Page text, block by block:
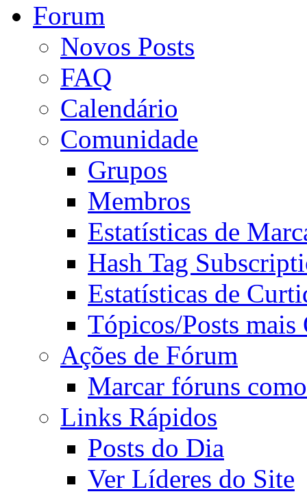
Forum
Novos Posts
FAQ
Calendário
Comunidade
Grupos
Membros
Estatísticas de
Hash Tag
Estatísticas de
Tópicos/Posts mais
Ações de Fórum
Marcar fóruns
Links Rápidos
Posts do Dia
Ver Líderes do Site